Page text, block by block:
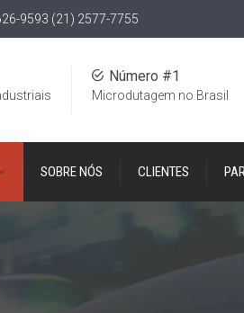
9593 (21) 2577-7755
Número #1
Microdutagem no Brasil
SOBRE NÓS CLIENTES